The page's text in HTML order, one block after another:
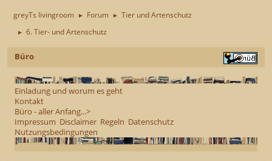
greyTs livingroom ► Forum ► Tier und Artenschutz
► 6. Tier- und Artenschutz
Büro
Einladung und worum es geht
Kontakt
Büro - aller Anfang...>
Impressum Disclaimer Regeln Datenschutz
Nutzungsbedingungen